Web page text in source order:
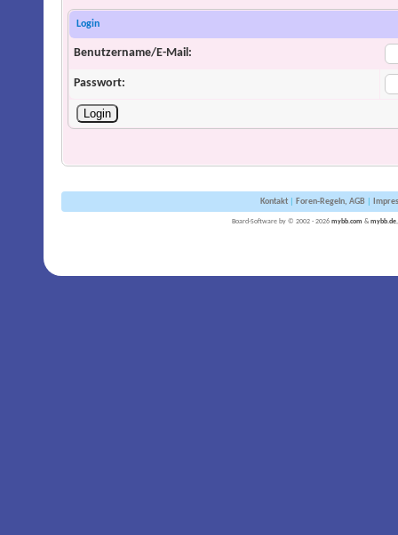
Login
Benutzername/E-Mail:
Passwort:
Kontakt| Foren-Regeln, AGB|
Board-Software by © 2002 - 2026 mybb.com & mybb.de